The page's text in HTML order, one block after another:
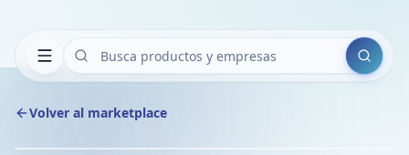
Buscar
Volver al marketplace